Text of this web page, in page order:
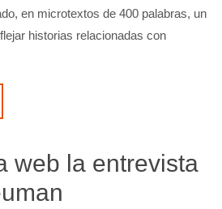
en microtextos de 400 palabras, un
historias relacionadas con
web la entrevista